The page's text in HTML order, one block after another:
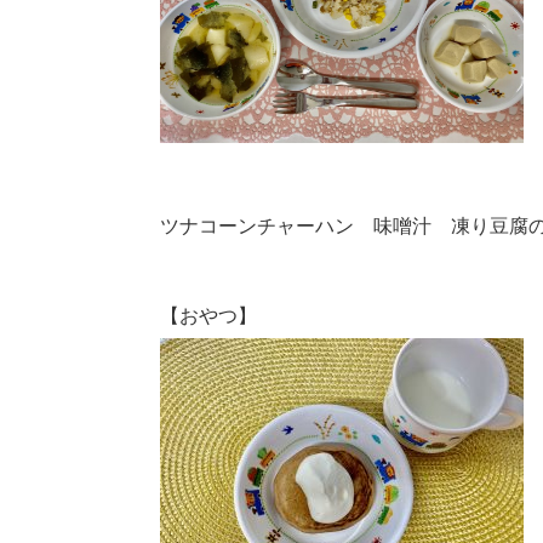
ツナコーンチャーハン 味噌汁 凍り豆腐
【おやつ】